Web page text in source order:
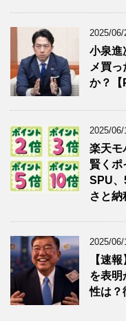
2025/06/
小泉進
メ買
か？【
2025/06/
楽天モ
賢くポ
SPU、
さと納
2025/06/
【速
を表明
性は？